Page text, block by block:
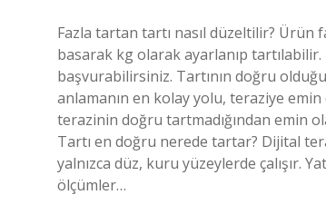
Fazla tartan tartı nasıl düzeltilir? Ürün
basarak kg olarak ayarlanıp
başvurabilirsiniz. Tartının doğru
anlamanın en kolay yolu, teraziye
terazinin doğru tartmadığından emin
Tartı en doğru nerede tartar? Dijital
yalnızca düz, kuru yüzeylerde çalışır.
ölçümler…